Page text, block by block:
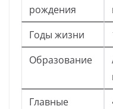
рождения
Годы жизни
Образование
Главные